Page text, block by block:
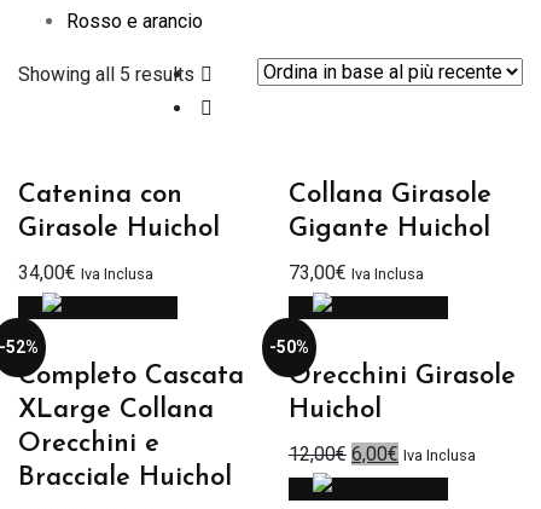
Rosso e arancio
Showing all 5 results
Catenina con
Girasole Huichol
34,00€ Iva Inclusa
Collana Girasole
Gigante Huichol
73,00€ Iva Inclusa
52%
Completo Cascata
XLarge Collana
Orecchini e
Bracciale Huichol
-50%
Orecchini Girasole
Huichol
12,00€ Il
6,00€ IlIva Inclusa